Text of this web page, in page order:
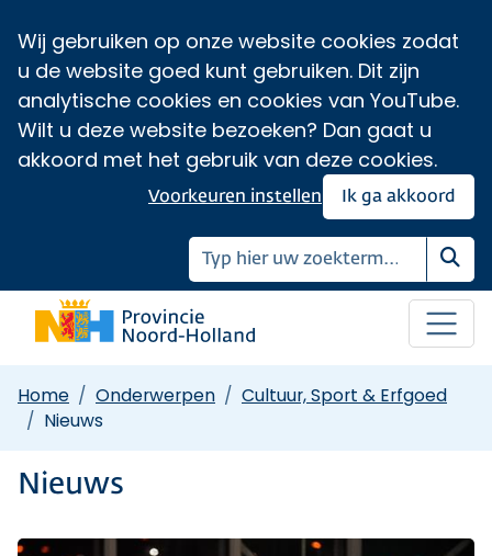
Wij gebruiken op onze website cookies zodat
u de website goed kunt gebruiken. Dit zijn
analytische cookies en cookies van YouTube.
Wilt u deze website bezoeken? Dan gaat u
akkoord met het gebruik van deze cookies.
Ik ga akkoord
Voorkeuren instellen
Home Onderwerpen
Cultuur, Sport & Erfgoed
Nieuws
Nieuws